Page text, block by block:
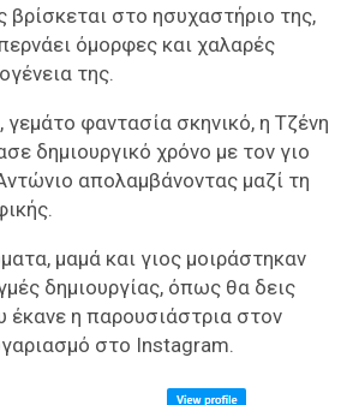
βρίσκεται στο ησυχαστήριο της,
όμορφες και χαλαρές
της.
φαντασία σκηνικό, η Τζένη
δημιουργικό χρόνο με τον γιο
απολαμβάνοντας μαζί τη
μαμά και γιος μοιράστηκαν
δημιουργίας, όπως θα δεις
έκανε η παρουσιάστρια στον
στο Instagram.